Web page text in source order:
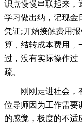
识点慢慢串联起来，
学习做出纳，记现金
凭证;开始接触费用
算，结转成本费用，
过，没有实际操作过
疏。
刚刚走进社会，
位导师因为工作需要
的感觉，极度的不适